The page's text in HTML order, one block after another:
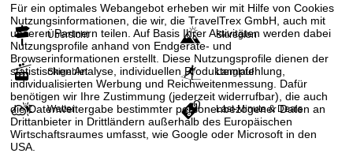
Für ein optimales Webangebot erheben wir mit Hilfe von Cookies
Nutzungsinformationen, die wir, die TravelTrex GmbH, auch mit
unseren Partnern teilen. Auf Basis Ihrer Aktivitäten werden dabei
Nutzungsprofile anhand von Endgeräte- und
Browserinformationen erstellt. Diese Nutzungsprofile dienen der
statistischen Analyse, individuellen Produktempfehlung,
individualisierten Werbung und Reichweitenmessung. Dafür
benötigen wir Ihre Zustimmung (jederzeit widerrufbar), die auch
die Datenweitergabe bestimmter personenbezogener Daten an
Drittanbieter in Drittländern außerhalb des Europäischen
Wirtschaftsraumes umfasst, wie Google oder Microsoft in den
USA.
Übersicht Skiregion
Skigebiet Langlauf
Wetter Last-Minute & Deals